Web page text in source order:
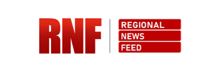
content